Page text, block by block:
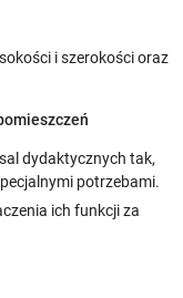
i szerokości oraz
dydaktycznych tak,
potrzebami.
ich funkcji za